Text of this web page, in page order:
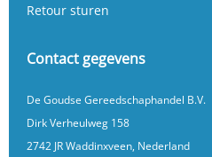
Retour sturen
Contact gegevens
De Goudse Gereedschaphandel B.V.
Dirk Verheulweg 158
2742 JR Waddinxveen, Nederland